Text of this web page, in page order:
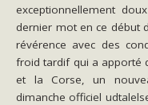
exceptionnellement
dernier mot en ce début
révérence avec des
froid tardif qui a apporté
et la Corse, un
dimanche officiel